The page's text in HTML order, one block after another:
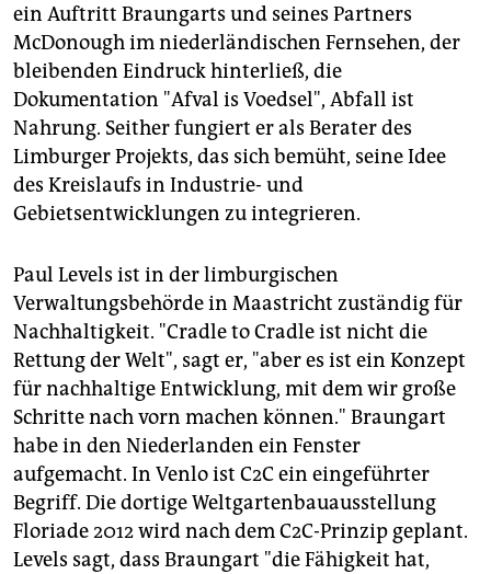
ein Auftritt Braungarts und seines Partners
McDonough im niederländischen Fernsehen, der
bleibenden Eindruck hinterließ, die
Dokumentation "Afval is Voedsel", Abfall ist
Nahrung. Seither fungiert er als Berater des
Limburger Projekts, das sich bemüht, seine Idee
des Kreislaufs in Industrie- und
Gebietsentwicklungen zu integrieren.
Paul Levels ist in der limburgischen
Verwaltungsbehörde in Maastricht zuständig für
Nachhaltigkeit. "Cradle to Cradle ist nicht die
Rettung der Welt", sagt er, "aber es ist ein Konzept
für nachhaltige Entwicklung, mit dem wir große
Schritte nach vorn machen können." Braungart
habe in den Niederlanden ein Fenster
aufgemacht. In Venlo ist C2C ein eingeführter
Begriff. Die dortige Weltgartenbauausstellung
Floriade 2012 wird nach dem C2C-Prinzip geplant.
Levels sagt, dass Braungart "die Fähigkeit hat,